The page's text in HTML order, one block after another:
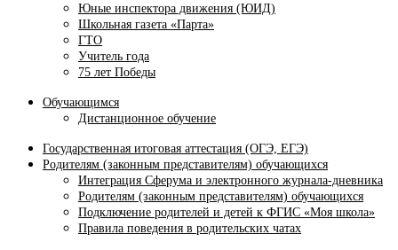
Юные инспектора движения (ЮИД)
Школьная газета «Парта»
ГТО
Учитель года
75 лет Победы
Обучающимся
Дистанционное обучение
Государственная итоговая аттестация (ОГЭ, ЕГЭ)
Родителям (законным представителям) обучающихся
Интеграция Сферума и электронного журнала‑дневника
Родителям (законным представителям) обучающихся
Подключение родителей и детей к ФГИС «Моя школа»
Правила поведения в родительских чатах